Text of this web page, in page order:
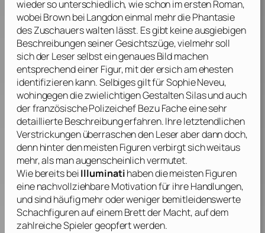
wieder so unterschiedlich, wie schon im ersten Roman,
wobeiBrownbei Langdon einmal mehr die Phantasie
des Zuschauers walten lässt. Es gibt keine ausgiebigen
Beschreibungen seiner Gesichtszüge, vielmehr soll
sich der Leser selbst ein genaues Bild machen
entsprechend einer Figur, mit der ersich am ehesten
identifizieren kann. Selbiges gilt für Sophie Neveu,
wohingegen die zwielichtigen Gestalten Silas und auch
der französische Polizeichef Bezu Fache eine sehr
detaillierte Beschreibung erfahren. Ihre letztendlichen
Verstrickungen überraschen den Leser aber dann doch,
denn hinter den meisten Figuren verbirgt sich weitaus
mehr, als man augenscheinlich vermutet.
Wie bereits beiIlluminatihaben die meisten Figuren
eine nachvollziehbare Motivation für ihre Handlungen,
und sind häufig mehr oder weniger bemitleidenswerte
Schachfiguren auf einem Brett der Macht, auf dem
zahlreiche Spieler geopfert werden.